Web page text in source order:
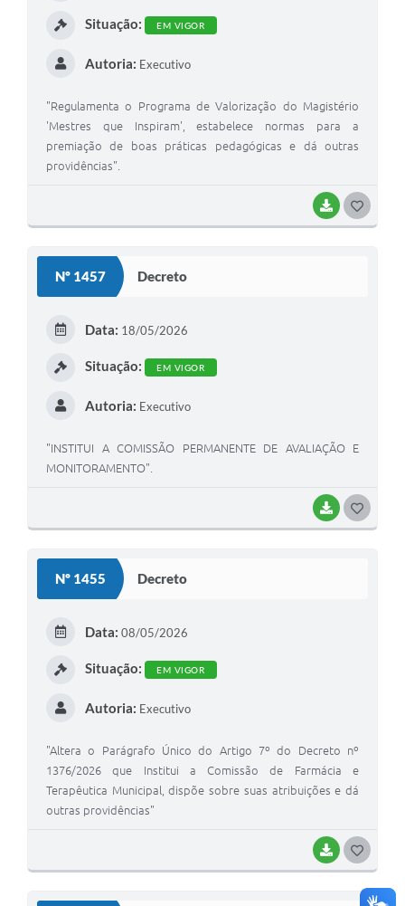
BAIXAR
Situação: EM VIGOR
Autoria: Executivo
"Regulamenta o Programa de Valorização do Magistério
'Mestres que Inspiram', estabelece normas para a
premiação de boas práticas pedagógicas e dá outras
providências".
Nº 1457 Decreto
BAIXAR
Data: 18/05/2026
Situação: EM VIGOR
Autoria: Executivo
"INSTITUI A COMISSÃO PERMANENTE DE AVALIAÇÃO E
MONITORAMENTO".
Nº 1455 Decreto
BAIXAR
Data: 08/05/2026
Situação: EM VIGOR
Autoria: Executivo
"Altera o Parágrafo Único do Artigo 7º do Decreto nº
1376/2026 que Institui a Comissão de Farmácia e
Terapêutica Municipal, dispõe sobre suas atribuições e dá
outras providências"